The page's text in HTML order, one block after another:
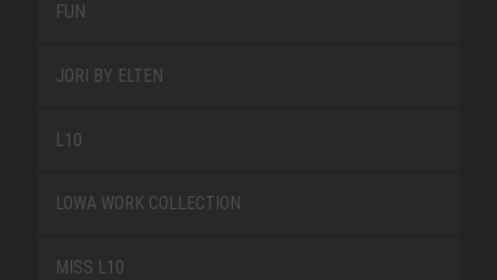
FUN
JORI BY ELTEN
L10
LOWA WORK COLLECTION
MISS L10